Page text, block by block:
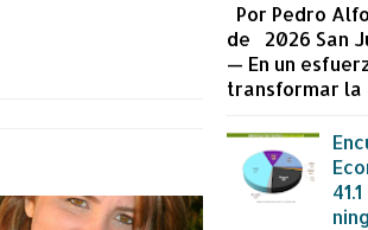
Por Pedro
de 2026 San
— En un
transformar la